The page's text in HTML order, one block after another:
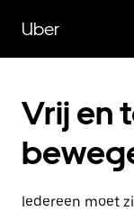
naar
hoofdinhoud
Uber
Vrij en
Iedereen moet